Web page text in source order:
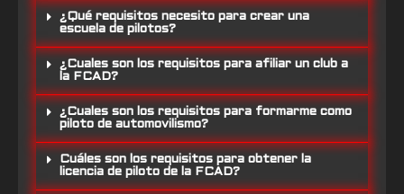
¿Qué requisitos necesito para crear una
escuela de pilotos?
¿Cuales son los requisitos para afiliar un club a
la FCAD?
¿Cuales son los requisitos para formarme como
piloto de automovilismo?
Cuáles son los requisitos para obtener la
licencia de piloto de la FCAD?